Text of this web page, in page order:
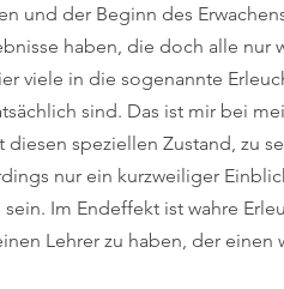
und der Beginn des
haben, die doch alle nur
viele in die sogenannte
sind. Das ist mir bei
speziellen Zustand, zu
nur ein kurzweiliger
Im Endeffekt ist wahre
Lehrer zu haben, der einen